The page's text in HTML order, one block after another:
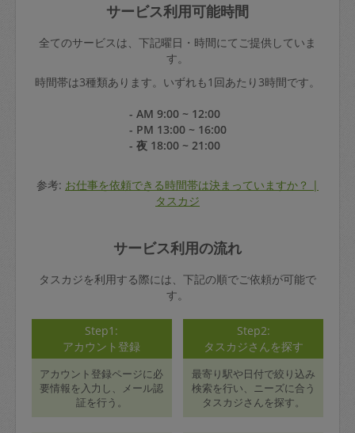
サービス利用可能時間
全てのサービスは、下記曜日・時間にてご提供していま
す。
時間帯は3種類あります。いずれも1回あたり3時間です。
- AM 9:00 ~ 12:00
- PM 13:00 ~ 16:00
- 夜 18:00 ~ 21:00
参考: お仕事を依頼できる時間帯は決まっていますか？ |
タスカジ
サービス利用の流れ
タスカジを利用する際には、下記の順でご依頼が可能で
す。
Step1:
アカウント登録
アカウント登録ページに必
要情報を入力し、メール認
証を行う。
Step2:
タスカジさんを探す
最寄り駅や日付で絞り込み
検索を行い、ニーズに合う
タスカジさんを探す。